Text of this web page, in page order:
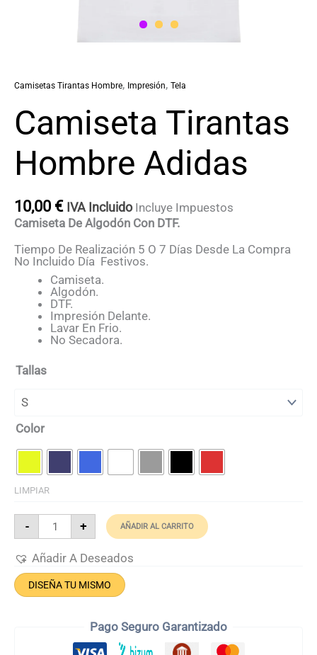
Camisetas Tirantas Hombre, Impresión, Tela
Camiseta Tirantas
Hombre Adidas
10,00 € IVA Incluido Incluye Impuestos
Camiseta De Algodón Con DTF.
Tiempo De Realización 5 O 7 Días Desde La Compra
No Incluido Día Festivos.
Camiseta.
Algodón.
DTF.
Impresión Delante.
Lavar En Frio.
No Secadora.
Tallas
Color
LIMPIAR
-
Camiseta
Tirantas
Hombre
Adidas
+ AÑADIR AL CARRITO
Añadir A Deseados
DISEÑA TU MISMO
Pago Seguro Garantizado